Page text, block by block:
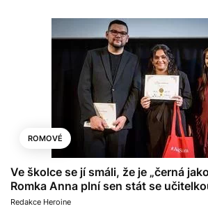
ROMOVÉ
Ve školce se jí smáli, že je „černá
Romka Anna plní sen stát se
Redakce Heroine